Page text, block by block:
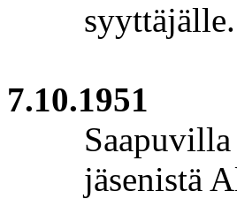
syyttäjälle.
7.10.1951
jäsenistä